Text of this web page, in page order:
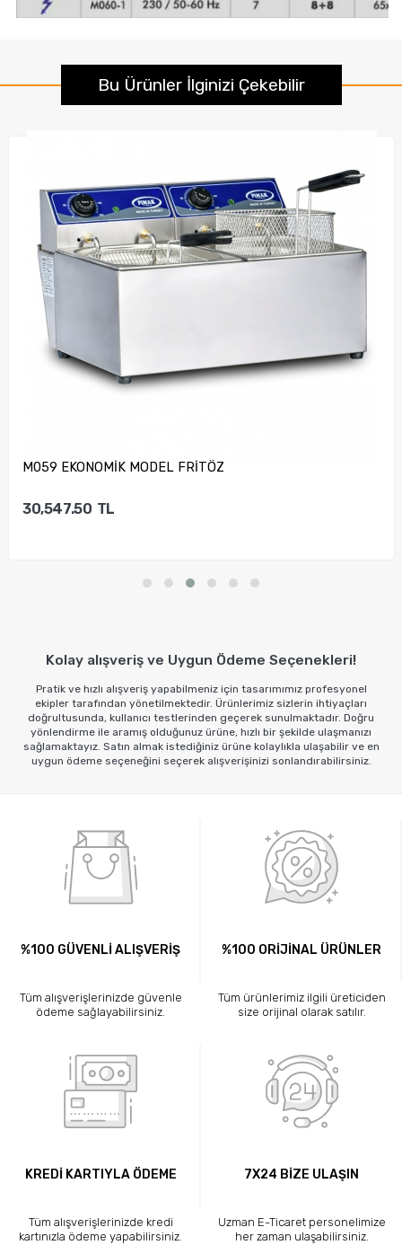
Bu Ürünler İlginizi Çekebilir
M059 EKONOMİK MODEL FRİTÖZ
30,547.50 TL
Kolay alışveriş ve Uygun Ödeme Seçenekleri!
Pratik ve hızlı alışveriş yapabilmeniz için tasarımımız profesyonel
ekipler tarafından yönetilmektedir. Ürünlerimiz sizlerin ihtiyaçları
doğrultusunda, kullanıcı testlerinden geçerek sunulmaktadır. Doğru
yönlendirme ile aramış olduğunuz ürüne, hızlı bir şekilde ulaşmanızı
sağlamaktayız. Satın almak istediğiniz ürüne kolaylıkla ulaşabilir ve en
uygun ödeme seçeneğini seçerek alışverişinizi sonlandırabilirsiniz.
%100 GÜVENLİ ALIŞVERİŞ
Tüm alışverişlerinizde güvenle
ödeme sağlayabilirsiniz.
%100 ORİJİNAL ÜRÜNLER
Tüm ürünlerimiz ilgili üreticiden
size orijinal olarak satılır.
KREDİ KARTIYLA ÖDEME
Tüm alışverişlerinizde kredi
kartınızla ödeme yapabilirsiniz.
7X24 BİZE ULAŞIN
Uzman E-Ticaret personelimize
her zaman ulaşabilirsiniz.